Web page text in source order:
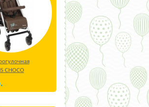
CHOCO